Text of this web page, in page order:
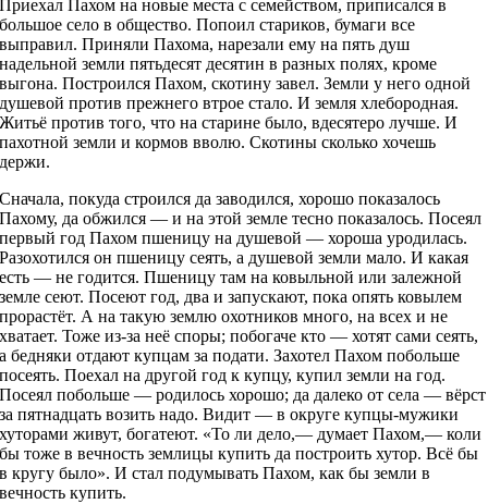
Приехал Пахом на новые места с семейством, приписался в
большое село в общество. Попоил стариков, бумаги все
выправил. Приняли Пахома, нарезали ему на пять душ
надельной земли пятьдесят десятин в разных полях, кроме
выгона. Построился Пахом, скотину завел. Земли у него одной
душевой против прежнего втрое стало. И земля хлебородная.
Житьё против того, что на старине было, вдесятеро лучше. И
пахотной земли и кормов вволю. Скотины сколько хочешь
держи.
Сначала, покуда строился да заводился, хорошо показалось
Пахому, да обжился — и на этой земле тесно показалось. Посеял
первый год Пахом пшеницу на душевой — хороша уродилась.
Разохотился он пшеницу сеять, а душевой земли мало. И какая
есть — не годится. Пшеницу там на ковыльной или залежной
земле сеют. Посеют год, два и запускают, пока опять ковылем
прорастёт. А на такую землю охотников много, на всех и не
хватает. Тоже из-за неё споры; побогаче кто — хотят сами сеять,
а бедняки отдают купцам за подати. Захотел Пахом побольше
посеять. Поехал на другой год к купцу, купил земли на год.
Посеял побольше — родилось хорошо; да далеко от села — вёрст
за пятнадцать возить надо. Видит — в округе купцы-мужики
хуторами живут, богатеют. «То ли дело,— думает Пахом,— коли
бы тоже в вечность землицы купить да построить хутор. Всё бы
в кругу было». И стал подумывать Пахом, как бы земли в
вечность купить.